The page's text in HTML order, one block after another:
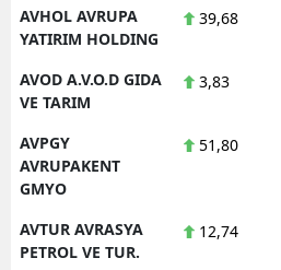
AVHOL AVRUPA
YATIRIM HOLDING
39,68
AVOD A.V.O.D GIDA
VE TARIM
3,83
AVPGY
AVRUPAKENT
GMYO
51,80
AVTUR AVRASYA
PETROL VE TUR.
12,74